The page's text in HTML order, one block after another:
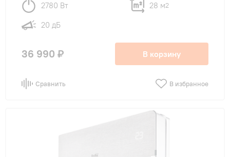
2780 Вт 28 м2
20 дБ
36 990 ₽ В корзину
Сравнить В избранное